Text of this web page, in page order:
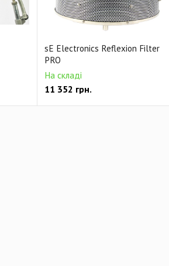
sE Electronics Reflexion Filter
PRO
На складі
11 352 грн.